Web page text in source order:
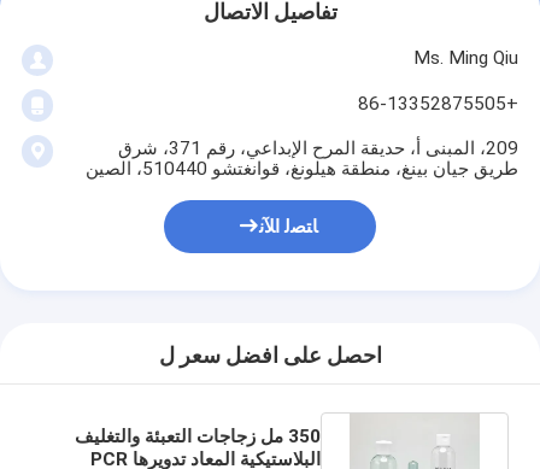
تفاصيل الاتصال
Ms. Ming Qiu
+86-13352875505
209، المبنى أ، حديقة المرح الإبداعي، رقم 371، شرق
طريق جيان بينغ، منطقة هيلونغ، قوانغتشو 510440، الصين
ﺎﺘﺼﻟ ﺍﻶﻧ
احصل على افضل سعر ل
350 مل زجاجات التعبئة والتغليف
البلاستيكية المعاد تدويرها PCR